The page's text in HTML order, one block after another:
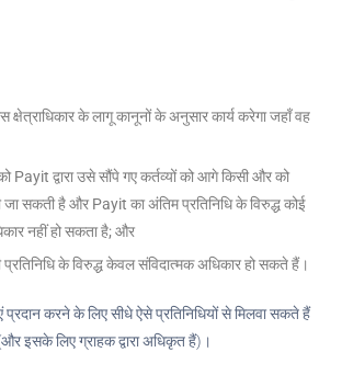
क्षेत्राधिकार के लागू कानूनों के अनुसार कार्य करेगा जहाँ वह
Payit द्वारा उसे सौंपे गए कर्तव्यों को आगे किसी और को
जा सकती है और Payit का अंतिम प्रतिनिधि के विरुद्ध कोई
नहीं हो सकता है; और
के विरुद्ध केवल संविदात्मक अधिकार हो सकते हैं।
प्रदान करने के लिए सीधे ऐसे प्रतिनिधियों से मिलवा सकते हैं
इसके लिए ग्राहक द्वारा अधिकृत हैं)।